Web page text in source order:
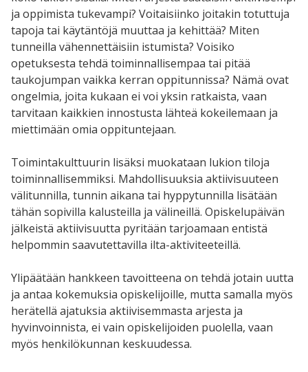
ja oppimista tukevampi? Voitaisiinko joitakin totuttuja
tapoja tai käytäntöjä muuttaa ja kehittää? Miten
tunneilla vähennettäisiin istumista? Voisiko
opetuksesta tehdä toiminnallisempaa tai pitää
taukojumpan vaikka kerran oppitunnissa? Nämä ovat
ongelmia, joita kukaan ei voi yksin ratkaista, vaan
tarvitaan kaikkien innostusta lähteä kokeilemaan ja
miettimään omia oppituntejaan.
Toimintakulttuurin lisäksi muokataan lukion tiloja
toiminnallisemmiksi. Mahdollisuuksia aktiivisuuteen
välitunnilla, tunnin aikana tai hyppytunnilla lisätään
tähän sopivilla kalusteilla ja välineillä. Opiskelupäivän
jälkeistä aktiivisuutta pyritään tarjoamaan entistä
helpommin saavutettavilla ilta-aktiviteeteillä.
Ylipäätään hankkeen tavoitteena on tehdä jotain uutta
ja antaa kokemuksia opiskelijoille, mutta samalla myös
herätellä ajatuksia aktiivisemmasta arjesta ja
hyvinvoinnista, ei vain opiskelijoiden puolella, vaan
myös henkilökunnan keskuudessa.